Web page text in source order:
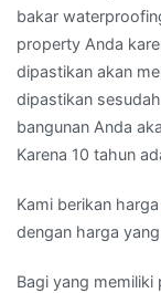
bakar
property Anda
dipastikan akan
dipastikan
bangunan Anda
Karena 10 tahun
Kami berikan harga
dengan harga
Bagi yang memiliki